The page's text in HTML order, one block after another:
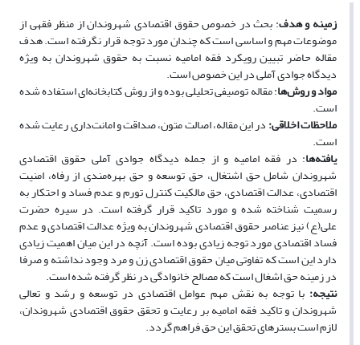
زمینه و هدف: بحث در خصوص حقوق اقتصادی شهروندان از منظر فقهی از
موضوعات مهم و اساسی است که چندان مورد توجه قرار نگرفته است. هدف
مقاله حاضر تبیین رویکرد فقه امامیه نسبت به حقوق شهروندان به ویژه
دیدگاه جوادی آملی در این خصوص است.
مواد و روش‌ها: مقاله توصیفی تحلیلی بوده و از روش کتابخانه‌ای استفاده ‌شده
است.
ملاحظات اخلاقی:در این مقاله، اصالت متون، صداقت و امانت‌داری رعایت شده
است.
یافته‌ها: در فقه امامیه و از جمله دیدگاه جوادی آملی حقوق اقتصادی
شهروندان شامل حق اشتغال، حق توسعه و حق بهره‌مندی از رفاه، امنیت
اقتصادی، عدالت اقتصادی، حق مالکیت کنترل تورم و عدم فساد و احتکار به
رسمیت شناخته شده و مورد تاکید قرار گرفته است. در سیره حضرت
علی(ع) نیز عناصر حقوق اقتصادی شهروندان به ویژه عدالت اقتصادی و عدم
فساد اقتصادی مورد توجه زیادی بوده است. آنچه در این میان اهمیت زیادی
دارد این است که تفاوتی میان حقوق اقتصادی زن و مرد وجود نداشته و صرفا
در زمینه حق اشغال است که مصالح خانوادگی در نظر گرفته شده است.
نتیجه‌: با توجه به نقش مهم عوامل اقتصادی در توسعه و رشد و تعالی
شهروندان و تاکید فقه امامیه بر رعایت و تحقق حقوق اقتصادی شهروندان،
لازم است بسترهای تحقق این حق فراهم گردد.